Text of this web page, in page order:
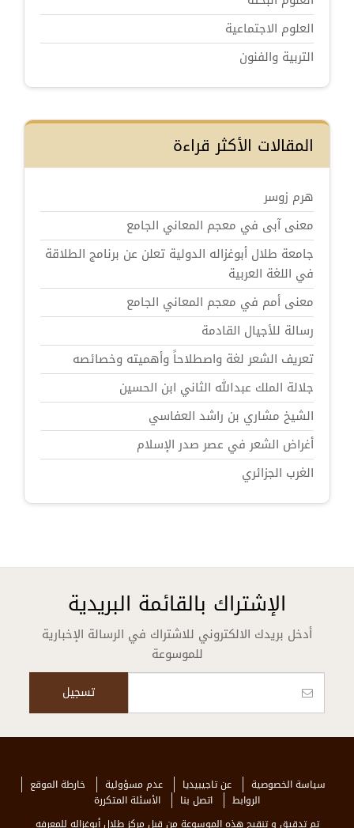
العلوم الاجتماعية
التربية والفنون
المقالات الأكثر قراءة
هرم زوسر
معنى آبى في معجم المعاني الجامع
جامعة طلال أبوغزاله الدولية تعلن عن برنامج الطلاقة
في اللغة العربية
معنى أمم في معجم المعاني الجامع
رسالة للأجيال القادمة
تعريف الشعر لغة واصطلاحاً وأهميته وخصائصه
جلالة الملك عبدالله الثاني ابن الحسين
الشيخ مشاري بن راشد العفاسي
أغراض الشعر في عصر صدر الإسلام
الغرب الجزائري
الإشتراك بالقائمة البريدية
أدخل بريدك الالكتروني للاشتراك في الرسالة الإخبارية
للموسوعة
سياسة الخصوصية عن تاجيبيديا عدم مسؤولية
خارطة الموقع
الروابط
اتصل بنا
الأسئلة المتكررة
تم تدقيق و تنقيح هذه الموسوعة من قبل مركز طلال أبوغزاله للمعرفه